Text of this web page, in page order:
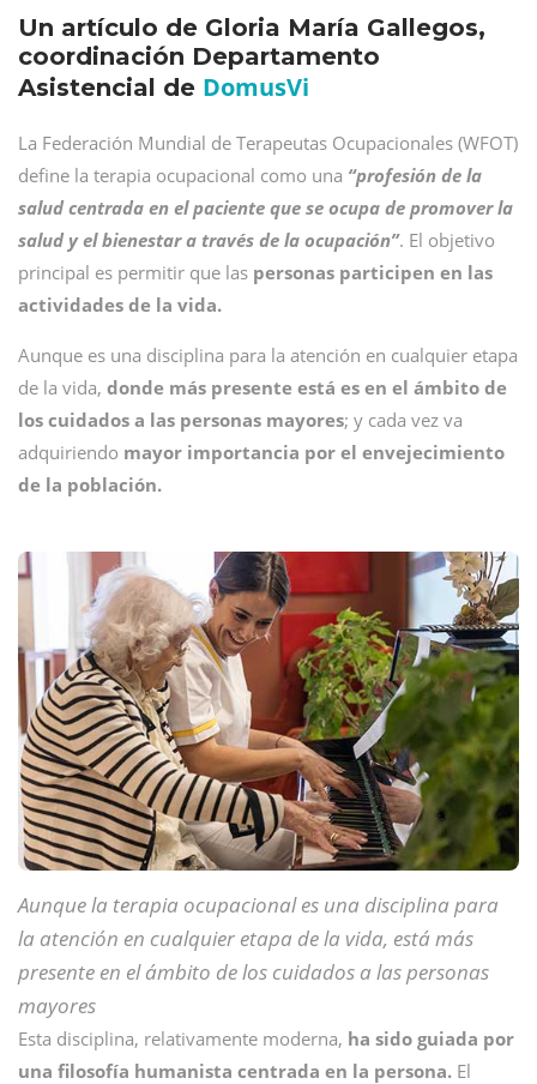
Un artículo de Gloria María Gallegos,
coordinación Departamento
Asistencial de DomusVi
La Federación Mundial de Terapeutas Ocupacionales (WFOT)
define la terapia ocupacional como una “profesión de la
salud centrada en el paciente que se ocupa de promover la
salud y el bienestar a través de la ocupación”. El objetivo
principal es permitir que las personas participen en las
actividades de la vida.
Aunque es una disciplina para la atención en cualquier etapa
de la vida, donde más presente está es en el ámbito de
los cuidados a las personas mayores; y cada vez va
adquiriendo mayor importancia por el envejecimiento
de la población.
Aunque la terapia ocupacional es una disciplina para
la atención en cualquier etapa de la vida, está más
presente en el ámbito de los cuidados a las personas
mayores
Esta disciplina, relativamente moderna, ha sido guiada por
una filosofía humanista centrada en la persona. El